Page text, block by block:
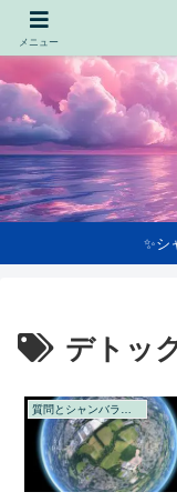
✨シ
デトッ
メニュー